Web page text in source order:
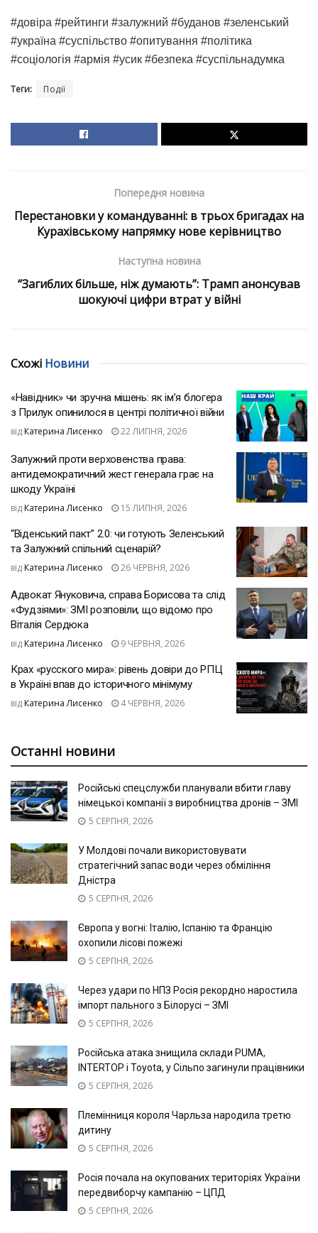
#довіра #рейтинги #залужний #буданов #зеленський
#україна #суспільство #опитування #політика
#соціологія #армія #усик #безпека #суспільнадумка
Теги: Події
Попередня новина
Перестановки у командуванні: в трьох бригадах на
Курахівському напрямку нове керівництво
Наступна новина
“Загиблих більше, ніж думають”: Трамп анонсував
шокуючі цифри втрат у війні
Схожі Новини
«Навідник» чи зручна мішень: як ім’я блогера
з Прилук опинилося в центрі політичної війни
від Катерина Лисенко 22 ЛИПНЯ, 2026
Залужний проти верховенства права:
антидемократичний жест генерала грає на
шкоду Україні
від Катерина Лисенко 15 ЛИПНЯ, 2026
“Віденський пакт” 2.0: чи готують Зеленський
та Залужний спільний сценарій?
від Катерина Лисенко 26 ЧЕРВНЯ, 2026
Адвокат Януковича, справа Борисова та слід
«Фудзіями»: ЗМІ розповіли, що відомо про
Віталія Сердюка
від Катерина Лисенко 9 ЧЕРВНЯ, 2026
Крах «русского мира»: рівень довіри до РПЦ
в Україні впав до історичного мінімуму
від Катерина Лисенко 4 ЧЕРВНЯ, 2026
Останні новини
Російські спецслужби планували вбити главу
німецької компанії з виробництва дронів – ЗМІ
5 СЕРПНЯ, 2026
У Молдові почали використовувати
стратегічний запас води через обміління
Дністра
5 СЕРПНЯ, 2026
Європа у вогні: Італію, Іспанію та Францію
охопили лісові пожежі
5 СЕРПНЯ, 2026
Через удари по НПЗ Росія рекордно наростила
імпорт пального з Білорусі – ЗМІ
5 СЕРПНЯ, 2026
Російська атака знищила склади PUMA,
INTERTOP і Toyota, у Сільпо загинули працівники
5 СЕРПНЯ, 2026
Племінниця короля Чарльза народила третю
дитину
5 СЕРПНЯ, 2026
Росія почала на окупованих територіях України
передвиборчу кампанію – ЦПД
5 СЕРПНЯ, 2026